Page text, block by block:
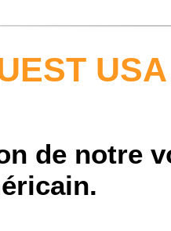
de notre